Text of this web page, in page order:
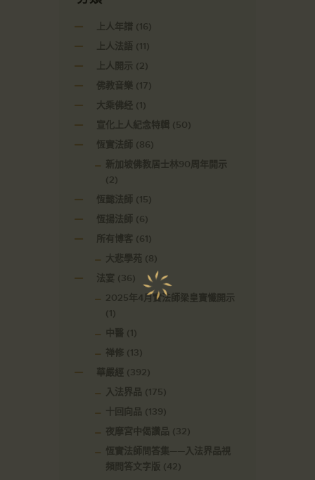
上人年譜 (16)
上人法語 (11)
上人開示 (2)
佛教音樂 (17)
大乘佛经 (1)
宣化上人紀念特輯 (50)
恆實法師 (86)
新加坡佛教居士林90周年開示
(2)
恆懿法師 (15)
恆揚法師 (6)
所有博客 (61)
大悲學苑 (8)
法宴 (36)
2025年4月實法師梁皇寶懺開示
(1)
中醫 (1)
禅修 (13)
華嚴經 (392)
入法界品 (175)
十回向品 (139)
夜摩宮中偈讚品 (32)
恆實法師問答集——入法界品視
頻問答文字版 (42)